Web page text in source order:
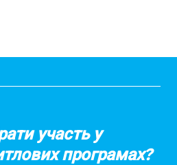
участь у
програмах?